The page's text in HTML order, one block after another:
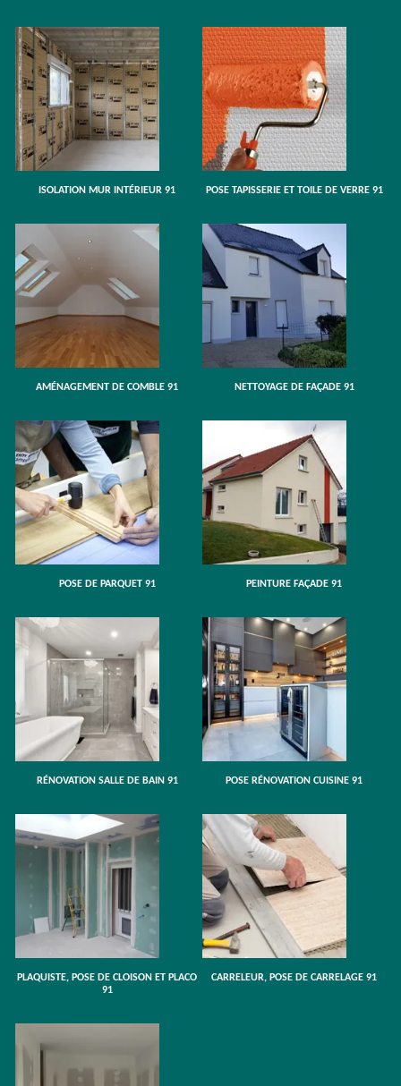
ISOLATION MUR INTÉRIEUR 91 POSE TAPISSERIE ET TOILE DE VERRE 91
AMÉNAGEMENT DE COMBLE 91 NETTOYAGE DE FAÇADE 91
POSE DE PARQUET 91 PEINTURE FAÇADE 91
RÉNOVATION SALLE DE BAIN 91 POSE RÉNOVATION CUISINE 91
PLAQUISTE, POSE DE CLOISON ET PLACO
91
CARRELEUR, POSE DE CARRELAGE 91